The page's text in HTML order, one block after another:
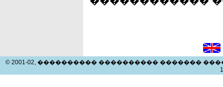
© 2001-02, ���������� ���������� �������